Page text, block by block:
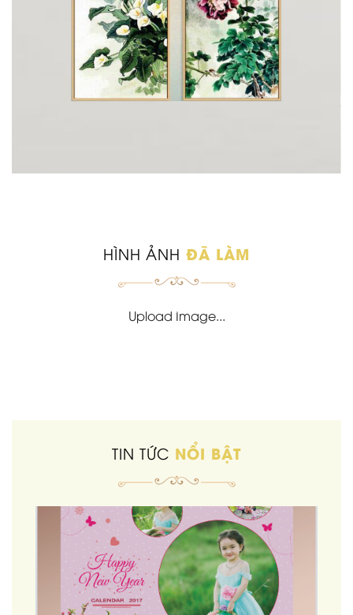
HÌNH ẢNH ĐÃ LÀM
Upload Image...
TIN TỨC NỔI BẬT